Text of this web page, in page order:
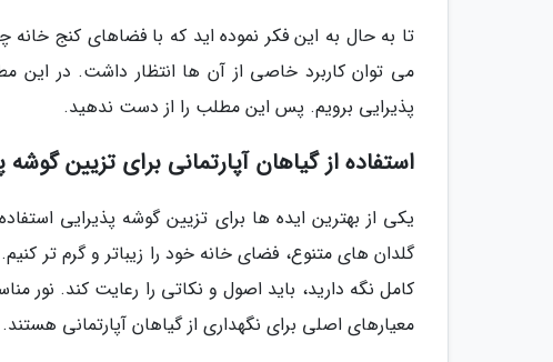
تا به حال به این فکر نموده اید که با فضاهای کنج
می توان کاربرد خاصی از آن ها انتظار داشت. در این
پذیرایی برویم. پس این مطلب را از دست ندهید.
استفاده از گیاهان آپارتمانی برای تزیین گوشه
یکی از بهترین ایده ها برای تزیین گوشه پذیرایی
گلدان های متنوع، فضای خانه خود را زیباتر و گرم تر
کامل نگه دارید، باید اصول و نکاتی را رعایت کند.
معیارهای اصلی برای نگهداری از گیاهان آپارتمانی هستند.